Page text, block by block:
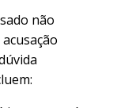
não